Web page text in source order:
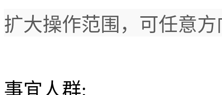
扩大操作范围，可任意
事宜人群: